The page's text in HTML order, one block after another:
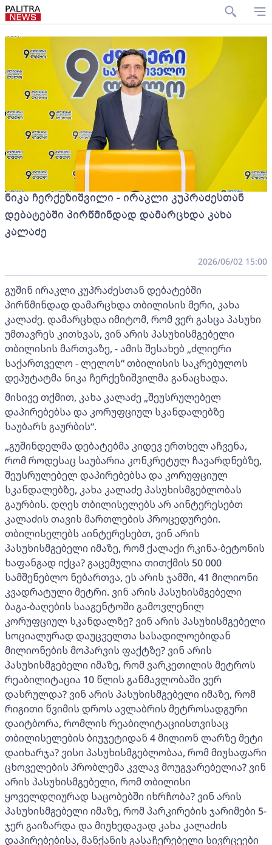
ნიკა ჩერქეზიშვილი - ირაკლი კუპრაძესთან
დებატებში პირწმინდად დამარცხდა კახა
კალაძე
2026/06/02 15:00
გუშინ ირაკლი კუპრაძესთან დებატებში
პირწმინდად დამარცხდა თბილისის მერი, კახა
კალაძე. დამარცხდა იმიტომ, რომ ვერ გასცა პასუხი
უმთავრეს კითხვას, ვინ არის პასუხისმგებელი
თბილისის მართვაზე, - ამის შესახებ „ძლიერი
საქართველო - ლელოს“ თბილისის საკრებულოს
დეპუტატმა ნიკა ჩერქეზიშვილმა განაცხადა.
მისივე თქმით, კახა კალაძე „შეუსრულებელ
დაპირებებსა და კორუფციულ სკანდალებზე
საუბარს გაურბის“.
„გუშინდელმა დებატებმა კიდევ ერთხელ აჩვენა,
რომ როდესაც საუბარია კონკრეტულ ჩავარდნებზე,
შეუსრულებელ დაპირებებსა და კორუფციულ
სკანდალებზე, კახა კალაძე პასუხისმგებლობას
გაურბის. დღეს თბილისელებს არ აინტერესებთ
კალაძის თავის მართლების პროცედურები.
თბილისელებს აინტერესებთ, ვინ არის
პასუხისმგებელი იმაზე, რომ ქალაქი რკინა-ბეტონის
ხაფანგად იქცა? გაცემულია თითქმის 50 000
სამშენებლო ნებართვა, ეს არის ჯამში, 41 მილიონი
კვადრატული მეტრი. ვინ არის პასუხისმგებელი
ბაგა-ბაღების სააგენტოში გამოვლენილ
კორუფციულ სკანდალზე? ვინ არის პასუხისმგებელი
სოციალურად დაუცველთა სასადილოებიდან
მილიონების მოპარვის ფაქტზე? ვინ არის
პასუხისმგებელი იმაზე, რომ ვარკეთილის მეტროს
რეაბილიტაცია 10 წლის განმავლობაში ვერ
დასრულდა? ვინ არის პასუხისმგებელი იმაზე, რომ
რიგითი წვიმის დროს ავლაბრის მეტროსადგური
დაიტბორა, რომლის რეაბილიტაციისთვისაც
თბილისელების ბიუჯეტიდან 4 მილიონ ლარზე მეტი
დაიხარჯა? ვისი პასუხისმგებლობაა, რომ მიუსაფარი
ცხოველების პრობლემა კვლავ მოუგვარებელია? ვინ
არის პასუხისმგებელი, რომ თბილისი
ყოველდღიურად საცობებში იხრჩობა? ვინ არის
პასუხისმგებელი იმაზე, რომ პარკირების ჯარიმები 5-
ჯერ გაიზარდა და მიუხედავად კახა კალაძის
დაპირებებისა, მანქანის გასაჩერებელი სივრცეები